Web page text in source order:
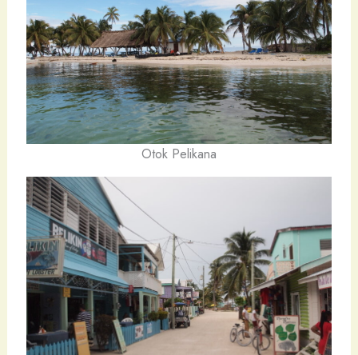
Otok Pelikana